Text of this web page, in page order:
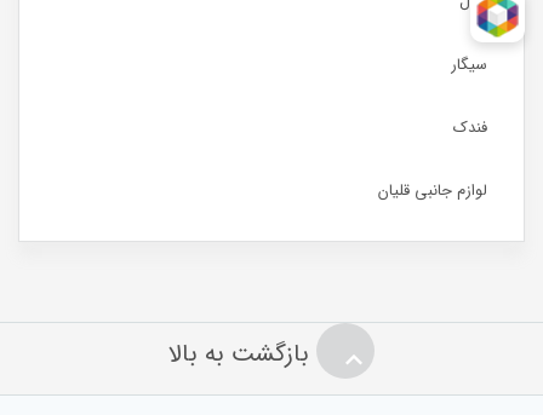
سیگار
فندک
لوازم جانبی قلیان
بازگشت به بالا